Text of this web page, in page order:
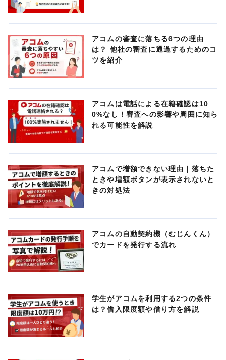
アコムの審査に落ちる6つの理由
は？ 他社の審査に通過するためのコ
ツを紹介
アコムは電話による在籍確認は10
0%なし！審査への影響や周囲に知ら
れる可能性を解説
アコムで増額できない理由｜落ちた
ときや増額ボタンが表示されないと
きの対処法
アコムの自動契約機（むじんくん）
でカードを発行する流れ
学生がアコムを利用する2つの条件
は？借入限度額や借り方を解説